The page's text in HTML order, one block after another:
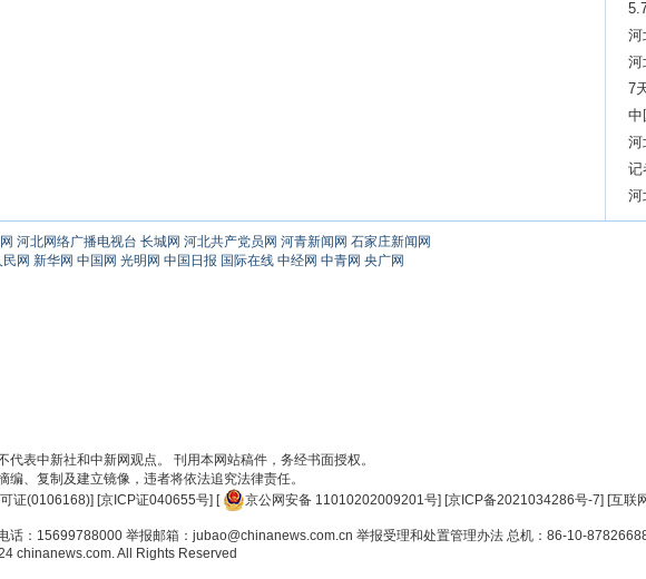
河
河
7
列
中
河
记
河
之
河北网络广播电视台 长城网 河北共产党员网 河青新闻网 石家庄新闻网
民网 新华网 中国网 光明网 中国日报 国际在线 中经网 中青网 央广网
代表中新社和中新网观点。 刊用本网站稿件，务经书面授权。
编、复制及建立镜像，违者将依法追究法律责任。
证(0106168)] [京ICP证040655号] [ 京公网安备 11010202009201号] [京ICP备2021034286号-7] [互联
话：15699788000 举报邮箱：jubao@chinanews.com.cn 举报受理和处置管理办法 总机：86-10-
chinanews.com. All Rights Reserved